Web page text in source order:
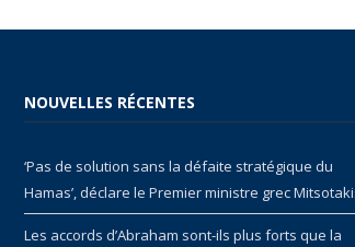
NOUVELLES RÉCENTES
‘Pas de solution sans la défaite stratégique du
Hamas’, déclare le Premier ministre grec
Les accords d’Abraham sont-ils plus forts que la